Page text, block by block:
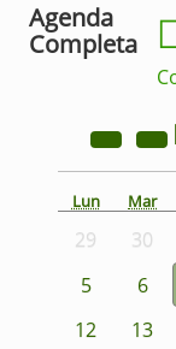
Agenda
Completa
Lun Mar
29 30
5
6
12
13